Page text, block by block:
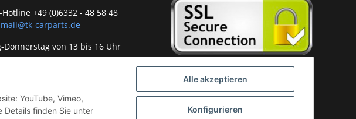
Alle akzeptieren
Konfigurieren
YouTube, Vimeo,
Details finden Sie unter
+49 (0)6332 - 48 58 48
mail@tk-carparts.de
Donnerstag von 13 bis 16 Uhr